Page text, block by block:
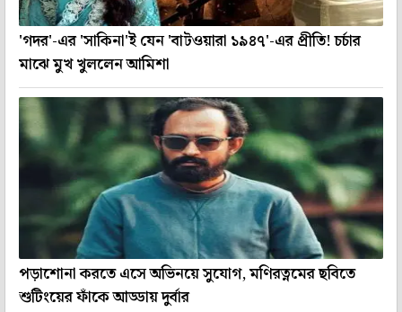
'গদর'-এর 'সাকিনা'ই যেন 'বাটওয়ারা ১৯৪৭'-এর প্রীতি! চর্চার
মাঝে মুখ খুললেন আমিশা
পড়াশোনা করতে এসে অভিনয়ে সুযোগ, মণিরত্নমের ছবিতে
শুটিংয়ের ফাঁকে আড্ডায় দুর্বার